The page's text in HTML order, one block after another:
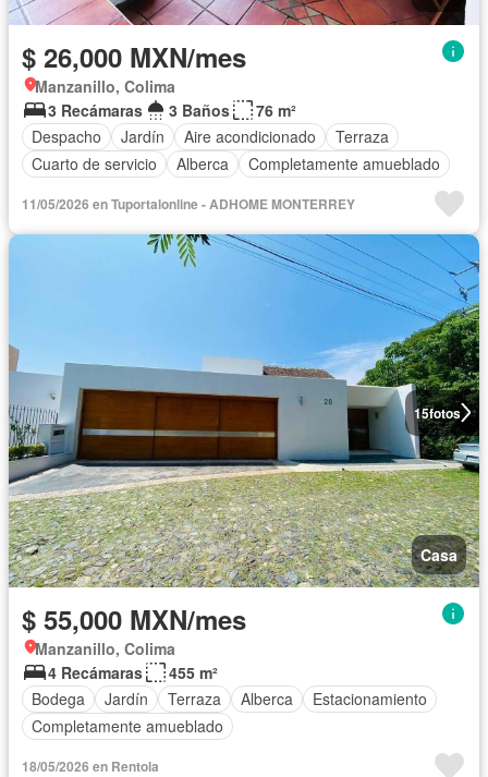
$ 26,000 MXN/mes
Manzanillo, Colima
3 Recámaras
3 Baños
76 m²
Despacho
Jardín Aire acondicionado
Terraza
Cuarto de servicio
Alberca Completamente amueblado
11/05/2026 en Tuportalonline - ADHOME MONTERREY
15fotos
Casa
$ 55,000 MXN/mes
Manzanillo, Colima
4 Recámaras
455 m²
Bodega
Jardín Terraza Alberca
Estacionamiento
Completamente amueblado
18/05/2026 en Rentola